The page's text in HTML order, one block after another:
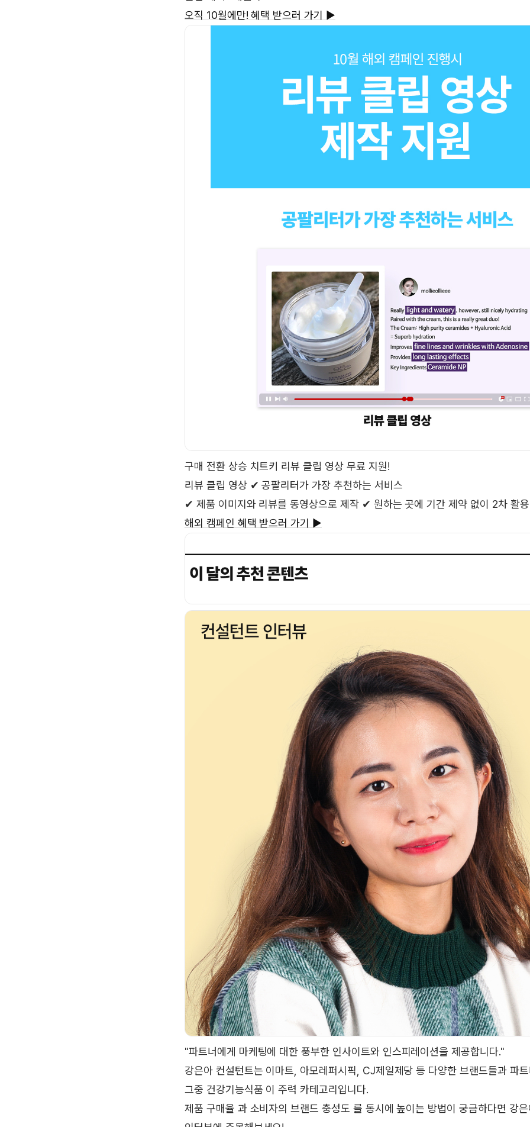
오직 10월에만! 혜택 받으러 가기 ▶
구매 전환 상승 치트키 리뷰 클립 영상 무료 지원!
리뷰 클립 영상 ✔ 공팔리터가 가장 추천하는 서비스
✔ 제품 이미지와 리뷰를 동영상으로 제작 ✔ 원하는 곳에 기간 제약 없이 2차 활
해외 캠페인 혜택 받으러 가기 ▶
"파트너에게 마케팅에 대한 풍부한 인사이트와 인스피레이션을 제공합니다."
강은아 컨설턴트는 이마트, 아모레퍼시픽, CJ제일제당 등 다양한 브랜드들과 파
그중 건강기능식품 이 주력 카테고리입니다.
제품 구매율 과 소비자의 브랜드 충성도 를 동시에 높이는 방법이 궁금하다면 강